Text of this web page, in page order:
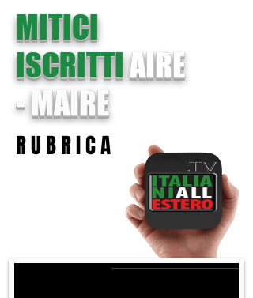
MITICI
ISCRITTIAIRE
-MAIRE
R U B R I C A